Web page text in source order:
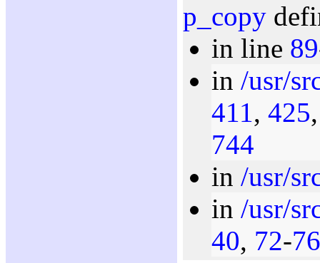
p_copy
in line 89
in /usr/
411, 425
744
in /usr/
in /usr/
40, 72-76